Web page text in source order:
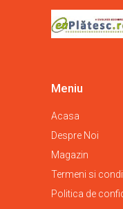
Meniu
Acasa
Despre Noi
Magazin
Termeni si
Politica de